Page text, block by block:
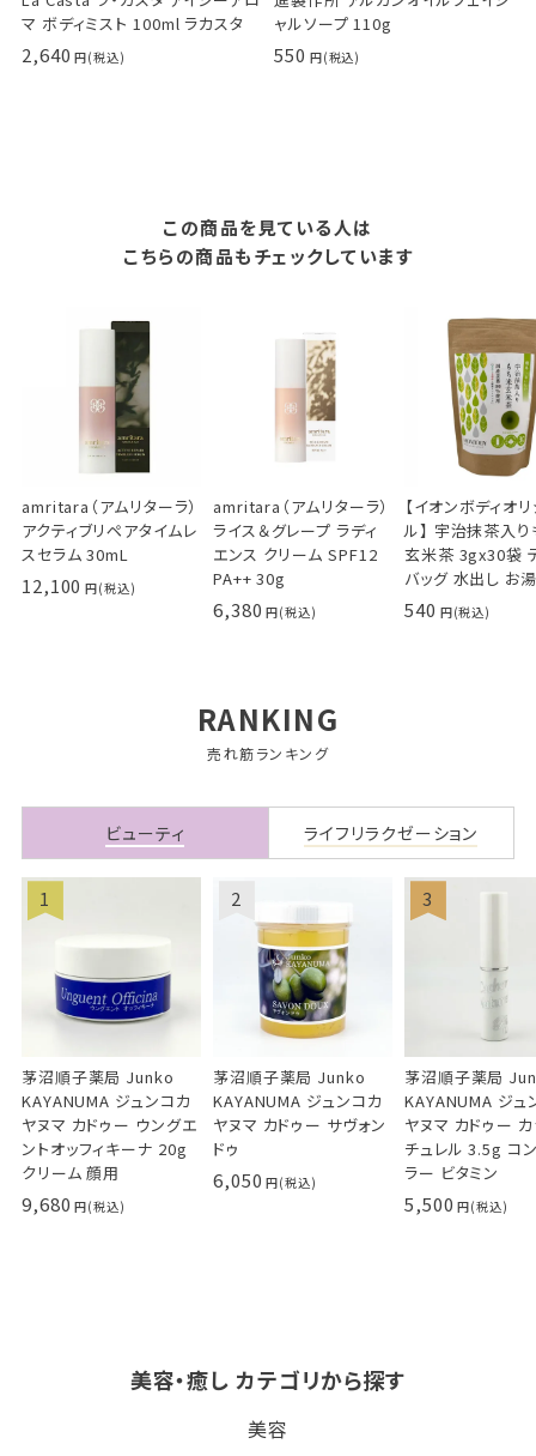
マ ボディミスト 100ml ラカスタ
2,640
ャルソープ 110g
550
この商品を見ている人は
こちらの商品もチェックしています
amritara（アムリターラ）
アクティブリペアタイムレ
スセラム 30mL
12,100
amritara（アムリターラ）
ライス＆グレープ ラディ
エンス クリーム SPF12
PA++ 30g
6,380
【イオンボディオ
ル】 宇治抹茶入り
玄米茶 3gx30袋
バッグ 水出し お
540
RANKING
売れ筋ランキング
ビューティ ライフリラクゼーション
茅沼順子薬局 Junko
KAYANUMA ジュンコカ
ヤヌマ カドゥー ウングエ
ントオッフィキーナ 20g
クリーム 顔用
9,680
茅沼順子薬局 Junko
KAYANUMA ジュンコカ
ヤヌマ カドゥー サヴォン
ドゥ
6,050
茅沼順子薬局
KAYANUMA ジュ
ヤヌマ カドゥー
チュレル 3.5g コ
ラー ビタミン
5,500
LPLP（ルプルプ） エッ
センスカラートリートメン
美容・癒し カテゴリから探す
美容